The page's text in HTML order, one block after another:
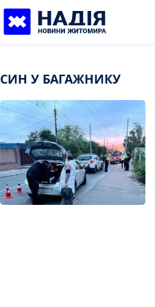
СИН У БАГАЖНИКУ